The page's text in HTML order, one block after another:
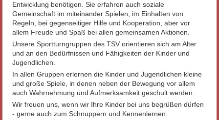
Entwicklung benötigen. Sie erfahren auch soziale
Gemeinschaft im miteinander Spielen, im Einhalten von
Regeln, bei gegenseitiger Hilfe und Kooperation, aber vor
allem Freude und Spaß bei allen gemeinsamen Aktionen.
Unsere Sportturngruppen des TSV orientieren sich am Alter
und an den Bedürfnissen und Fähigkeiten der Kinder und
Jugendlichen.
In allen Gruppen erlernen die Kinder und Jugendlichen kleine
und große Spiele, in denen neben der Bewegung vor allem
auch Wahrnehmung und Aufmerksamkeit geschult werden.
Wir freuen uns, wenn wir Ihre Kinder bei uns begrüßen dürfen
- gerne auch zum Schnuppern und Kennenlernen.